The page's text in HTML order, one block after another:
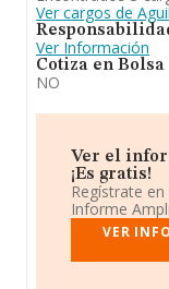
Ver cargos de
Ver Información
Cotiza en Bolsa
NO
Ver el
¡Es gratis!
Regístrate
Informe
VER